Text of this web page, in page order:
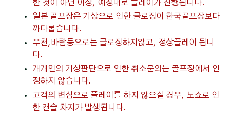
한 것이 아닌 이상, 예정대로 플레이가 진행됩니다.
일본 골프장은 기상으로 인한 클로징이 한국골프장보다
까다롭습니다.
우천,바람등으로는 클로징하지않고, 정상플레이 됩니
다.
개개인의 기상판단으로 인한 취소문의는 골프장에서 인
정하지 않습니다.
고객의 변심으로 플레이를 하지 않으실 경우, 노쇼로 인
한 캔슬 차지가 발생됩니다.